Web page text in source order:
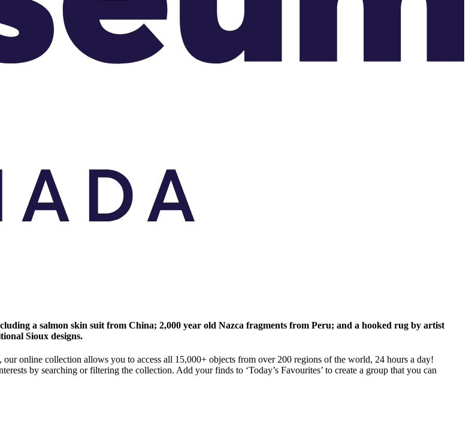
a salmon skin suit from China; 2,000 year old Nazca fragments from Peru; and a hooked rug by artist
Sioux designs.
online collection allows you to access all 15,000+ objects from over 200 regions of the world, 24 hours a day!
by searching or filtering the collection. Add your finds to ‘Today’s Favourites’ to create a group that you can